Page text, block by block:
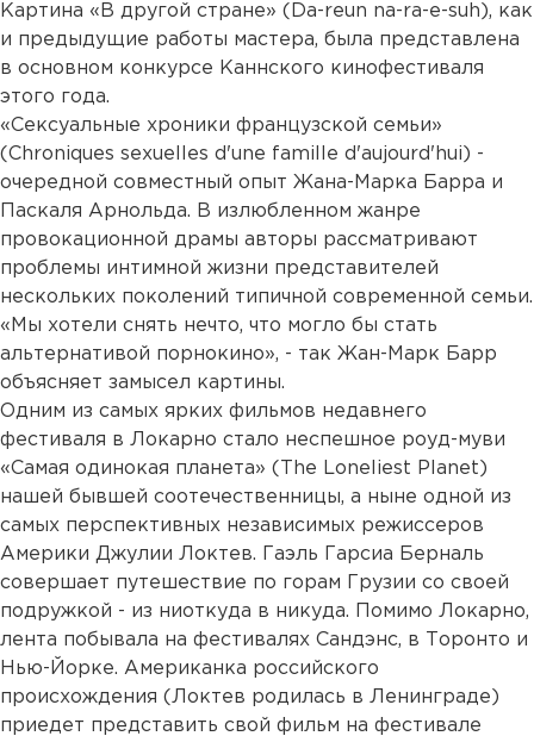
Картина «В другой стране» (Da-reun na-ra-e-suh), как
и предыдущие работы мастера, была представлена
в основном конкурсе Каннского кинофестиваля
этого года.
«Сексуальные хроники французской семьи»
(Chroniques sexuelles d'une famille d'aujourd'hui) -
очередной совместный опыт Жана-Марка Барра и
Паскаля Арнольда. В излюбленном жанре
провокационной драмы авторы рассматривают
проблемы интимной жизни представителей
нескольких поколений типичной современной семьи.
«Мы хотели снять нечто, что могло бы стать
альтернативой порнокино», - так Жан-Марк Барр
объясняет замысел картины.
Одним из самых ярких фильмов недавнего
фестиваля в Локарно стало неспешное роуд-муви
«Самая одинокая планета» (The Loneliest Planet)
нашей бывшей соотечественницы, а ныне одной из
самых перспективных независимых режиссеров
Америки Джулии Локтев. Гаэль Гарсиа Берналь
совершает путешествие по горам Грузии со своей
подружкой - из ниоткуда в никуда. Помимо Локарно,
лента побывала на фестивалях Сандэнс, в Торонто и
Нью-Йорке. Американка российского
происхождения (Локтев родилась в Ленинграде)
приедет представить свой фильм на фестивале